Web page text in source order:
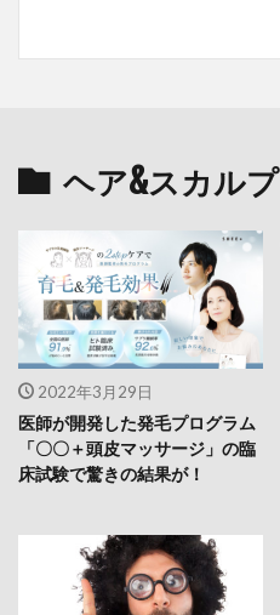
ヘア&スカルプ
2022年3月29日
医師が開発した発毛プログラム
「〇〇＋頭皮マッサージ」の臨
床試験で驚きの結果が！